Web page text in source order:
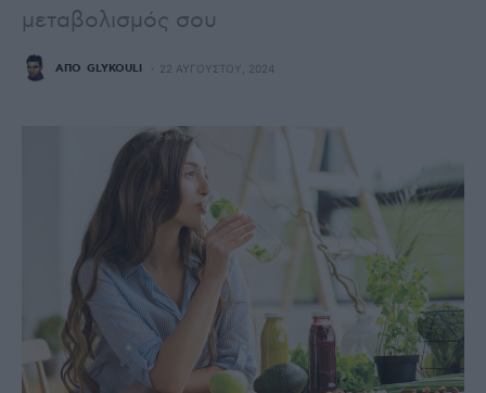
μεταβολισμός σου
ΑΠΌ GLYKOULI 22 ΑΥΓΟΎΣΤΟΥ, 2024